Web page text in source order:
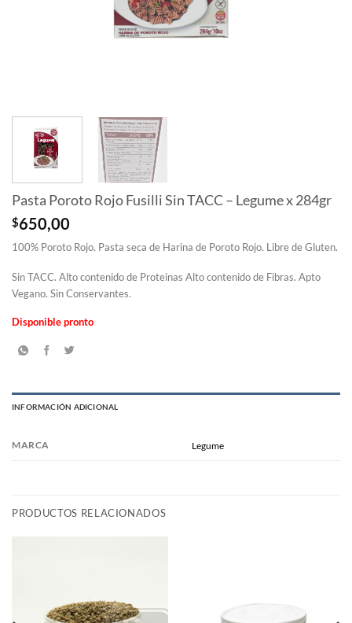
Pasta Poroto Rojo Fusilli Sin TACC – Legume x 284gr
$650,00
100% Poroto Rojo. Pasta seca de Harina de Poroto Rojo. Libre de Gluten.
Sin TACC. Alto contenido de Proteinas Alto contenido de Fibras. Apto
Vegano. Sin Conservantes.
Disponible pronto
INFORMACIÓN ADICIONAL
MARCA Legume
PRODUCTOS RELACIONADOS